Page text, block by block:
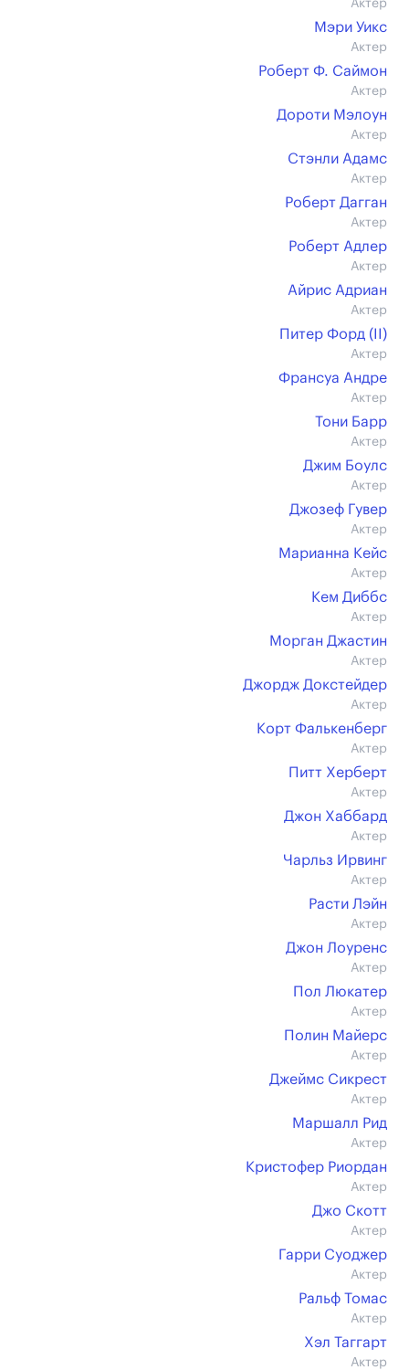
Актер
Мэри Уикс
Актер
Роберт Ф. Саймон
Актер
Дороти Мэлоун
Актер
Стэнли Адамс
Актер
Роберт Дагган
Актер
Роберт Адлер
Актер
Айрис Адриан
Актер
Питер Форд (II)
Актер
Франсуа Андре
Актер
Тони Барр
Актер
Джим Боулс
Актер
Джозеф Гувер
Актер
Марианна Кейс
Актер
Кем Диббс
Актер
Морган Джастин
Актер
Джордж Докстейдер
Актер
Корт Фалькенберг
Актер
Питт Херберт
Актер
Джон Хаббард
Актер
Чарльз Ирвинг
Актер
Расти Лэйн
Актер
Джон Лоуренс
Актер
Пол Люкатер
Актер
Полин Майерс
Актер
Джеймс Сикрест
Актер
Маршалл Рид
Актер
Кристофер Риордан
Актер
Джо Скотт
Актер
Гарри Суоджер
Актер
Ральф Томас
Актер
Хэл Таггарт
Актер